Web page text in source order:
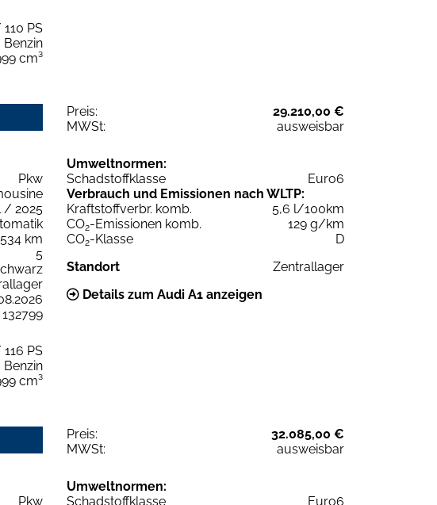
PS
Benzin
cm³
Preis:
29.210,00 €
MWSt:
ausweisbar
Pkw
/ 2025
km
5
132799
PS
Benzin
cm³
Umweltnormen:
Schadstoffklasse
Euro6
Verbrauch und Emissionen nach WLTP:
Kraftstoffverbr. komb.
5,6 l/100km
CO2-Emissionen komb.
129 g/km
CO2-Klasse
D
Standort
Zentrallager
Details zum Audi A1 anzeigen
Preis:
32.085,00 €
MWSt:
ausweisbar
Pkw
Umweltnormen:
Schadstoffklasse
Euro6